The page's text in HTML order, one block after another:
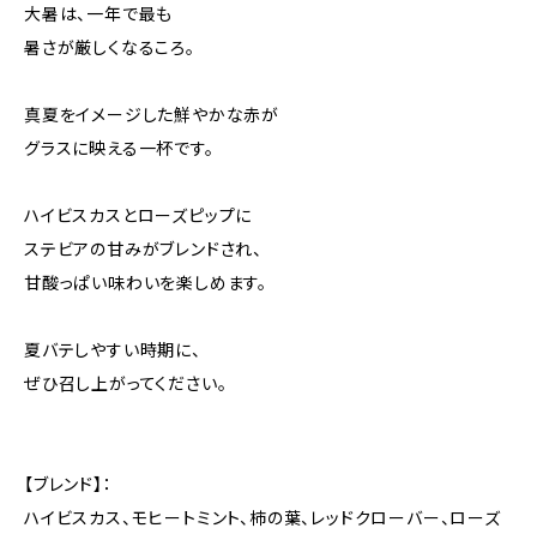
大暑は、一年で最も
暑さが厳しくなるころ。
真夏をイメージした鮮やかな赤が
グラスに映える一杯です。
ハイビスカスとローズピップに
ステビアの甘みがブレンドされ、
甘酸っぱい味わいを楽しめます。
夏バテしやすい時期に、
ぜひ召し上がってください。
【ブレンド】：
ハイビスカス、モヒートミント、柿の葉、レッドクローバー、ローズ